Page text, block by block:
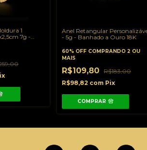
1
7g -
Anel Retangular
- 5g - Banhado a Ouro 18K
60% OFF COMPRANDO 2 OU
MAIS
R$109,80
R$183,00
R$98,82 com Pix
COMPRAR